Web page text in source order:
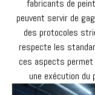
fabricants de
peuvent servir de
des protocoles
respecte les
ces aspects
une exécution